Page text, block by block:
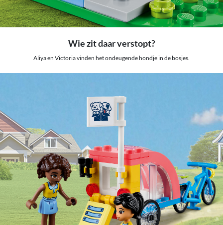
Wie zit daar verstopt?
Aliya en Victoria vinden het ondeugende hondje in de bosjes.